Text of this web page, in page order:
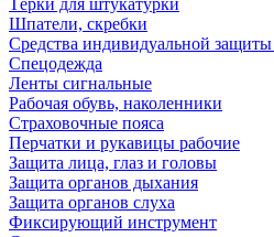
Тёрки для штукатурки
Шпатели, скребки
Средства индивидуальной
Спецодежда
Ленты сигнальные
Рабочая обувь, наколенники
Страховочные пояса
Перчатки и рукавицы рабочие
Защита лица, глаз и головы
Защита органов дыхания
Защита органов слуха
Фиксирующий инструмент